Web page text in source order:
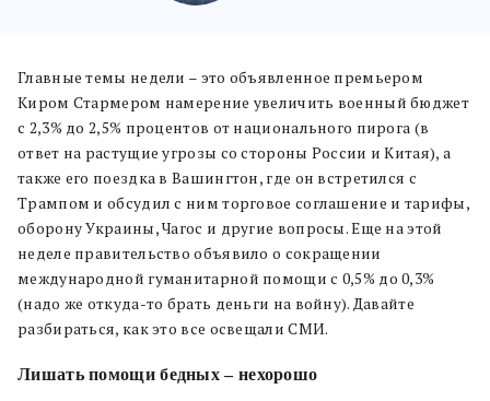
Главные темы недели – это объявленное премьером
Киром Стармером намерение увеличить военный бюджет
с 2,3% до 2,5% процентов от национального пирога (в
ответ на растущие угрозы со стороны России и Китая), а
также его поездка в Вашингтон, где он встретился с
Трампом и обсудил с ним торговое соглашение и тарифы,
оборону Украины, Чагос и другие вопросы. Еще на этой
неделе правительство объявило о сокращении
международной гуманитарной помощи с 0,5% до 0,3%
(надо же откуда-то брать деньги на войну). Давайте
разбираться, как это все освещали СМИ.
Лишать помощи бедных – нехорошо